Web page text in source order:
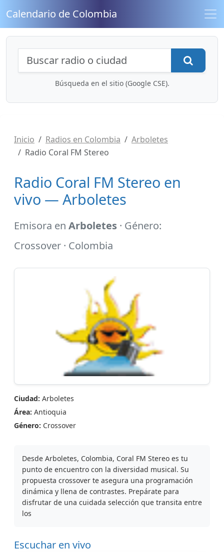
Calendario de Colombia
Búsqueda de radios y contenidos
Búsqueda en el sitio (Google CSE).
Inicio Radios en Colombia
Arboletes
Radio Coral FM Stereo
Radio Coral FM Stereo en
vivo — Arboletes
Emisora en Arboletes · Género:
Crossover · Colombia
Ciudad: Arboletes
Área: Antioquia
Género: Crossover
Desde Arboletes, Colombia, Coral FM Stereo es tu
punto de encuentro con la diversidad musical. Su
propuesta crossover te asegura una programación
dinámica y llena de contrastes. Prepárate para
disfrutar de una cuidada selección que transita entre
los
Escuchar en vivo